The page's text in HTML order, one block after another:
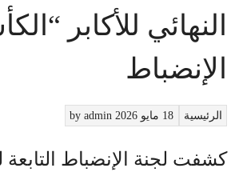
النهائي للأكابر
الإنضباط
الرئيسية 18 مايو 2026 byadmin
كشفت لجنة الإنضباط التابعة